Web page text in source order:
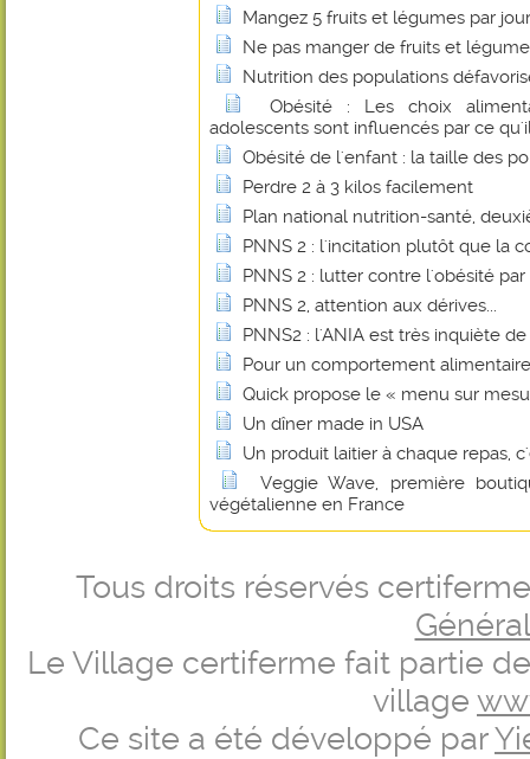
Mangez 5 fruits et légumes par
Ne pas manger de fruits et
Nutrition des populations
Obésité : Les choix
adolescents sont influencés par ce
Obésité de l'enfant : la taille des
Perdre 2 à 3 kilos facilement
Plan national nutrition-santé,
PNNS 2 : l'incitation plutôt que la
PNNS 2 : lutter contre l'obésité
PNNS 2, attention aux dérives...
PNNS2 : l'ANIA est très inquiète
Pour un comportement
Quick propose le « menu sur
Un dîner made in USA
Un produit laitier à chaque repas,
Veggie Wave, première
végétalienne en France
Tous droits réservés
Le Village certiferme fait partie
village
Ce site a été développé par